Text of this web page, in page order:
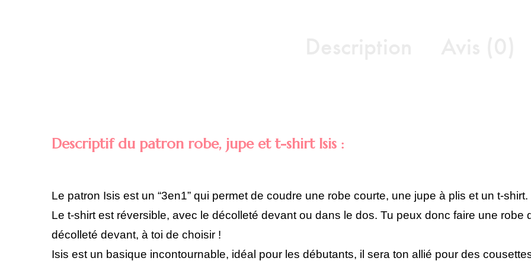
Descriptif du patron robe, jupe et t-shirt Isis :
Le patron Isis est un “3en1” qui permet de coudre une robe courte, une jupe à plis et un t-shirt.
Le t-shirt est réversible, avec le décolleté devant ou dans le dos. Tu peux donc faire une
décolleté devant, à toi de choisir !
Isis est un basique incontournable, idéal pour les débutants, il sera ton allié pour des